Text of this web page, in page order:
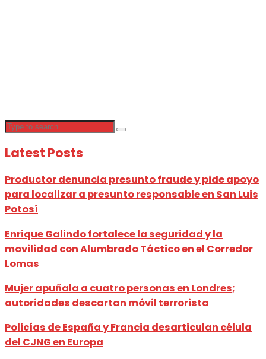
Latest Posts
Productor denuncia presunto fraude y pide apoyo
para localizar a presunto responsable en San Luis
Potosí
Enrique Galindo fortalece la seguridad y la
movilidad con Alumbrado Táctico en el Corredor
Lomas
Mujer apuñala a cuatro personas en Londres;
autoridades descartan móvil terrorista
Policías de España y Francia desarticulan célula
del CJNG en Europa